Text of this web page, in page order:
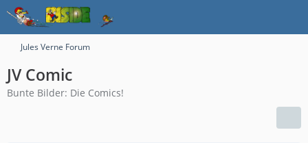
Jules Verne Forum
JV Comic
Bunte Bilder: Die Comics!